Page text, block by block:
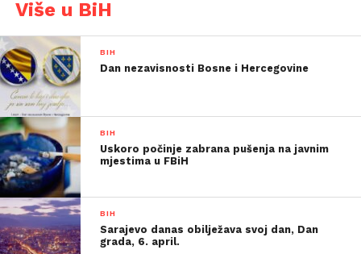
Više u BiH
BIH
Dan nezavisnosti Bosne i Hercegovine
BIH
Uskoro počinje zabrana pušenja na javnim
mjestima u FBiH
BIH
Sarajevo danas obilježava svoj dan, Dan
grada, 6. april.